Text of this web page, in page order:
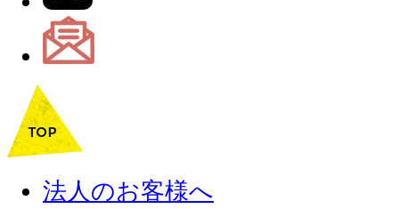
法人のお客様へ